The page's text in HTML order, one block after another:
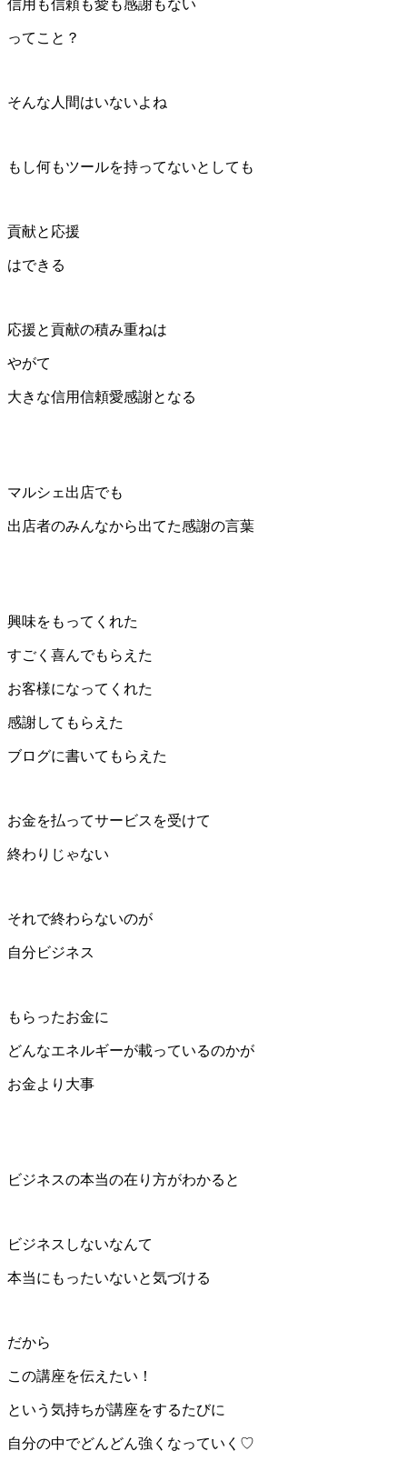
信用も信頼も愛も感謝もない
ってこと？
そんな人間はいないよね
もし何もツールを持ってないとしても
貢献と 応援
はできる
応援と貢献の積み重ねは
やがて
大きな信用信頼愛感謝となる
マルシェ出店でも
出店者のみんなから出てた感謝の言葉
興味をもってくれた
すごく喜んでもらえた
お客様になってくれた
感謝してもらえた
ブログに書いてもらえた
お金を払ってサービスを受けて
終わりじゃない
それで終わらないのが
自分ビジネス
もらったお金に
どんなエネルギーが載っているのかが
お金より大事
ビジネスの本当の在り方がわかると
ビジネスしないなんて
本当にもったいないと気づける
だから
この講座を伝えたい！
という気持ちが講座をするたびに
自分の中でどんどん強くなっていく♡